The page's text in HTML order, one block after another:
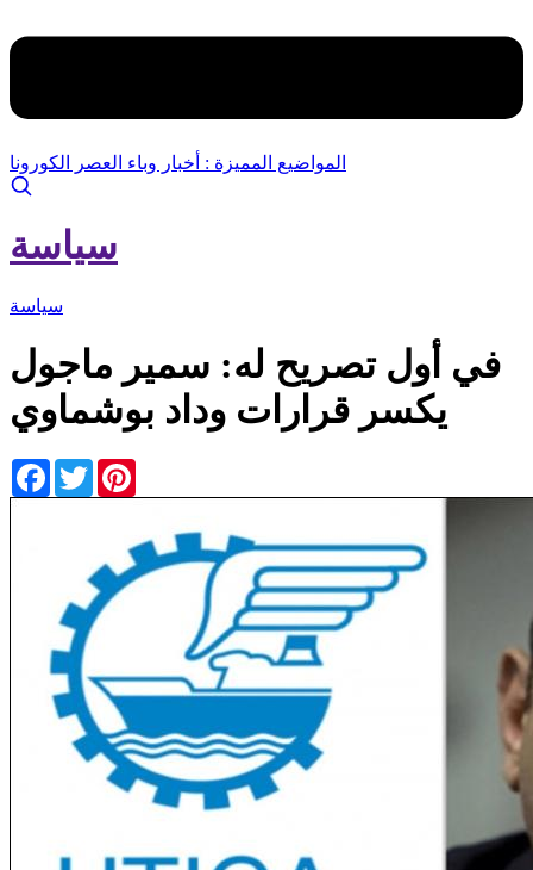
المواضيع المميزة : أخبار وباء العصر الكورونا
سياسة
سياسة
في أول تصريح له: سمير ماجول
يكسر قرارات وداد بوشماوي
Facebook
Twitter